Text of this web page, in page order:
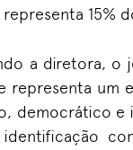
15%
a diretora, o
representa um
democrático e